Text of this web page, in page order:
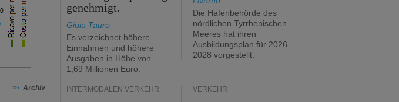
››› Archiv
genehmigt.
Gioia Tauro
Es verzeichnet höhere
Einnahmen und höhere
Ausgaben in Höhe von
1,69 Millionen Euro.
Die Hafenbehörde des
nördlichen Tyrrhenischen
Meeres hat ihren
Ausbildungsplan für 2026-
2028 vorgestellt.
INTERMODALEN VERKEHR VERKEHR